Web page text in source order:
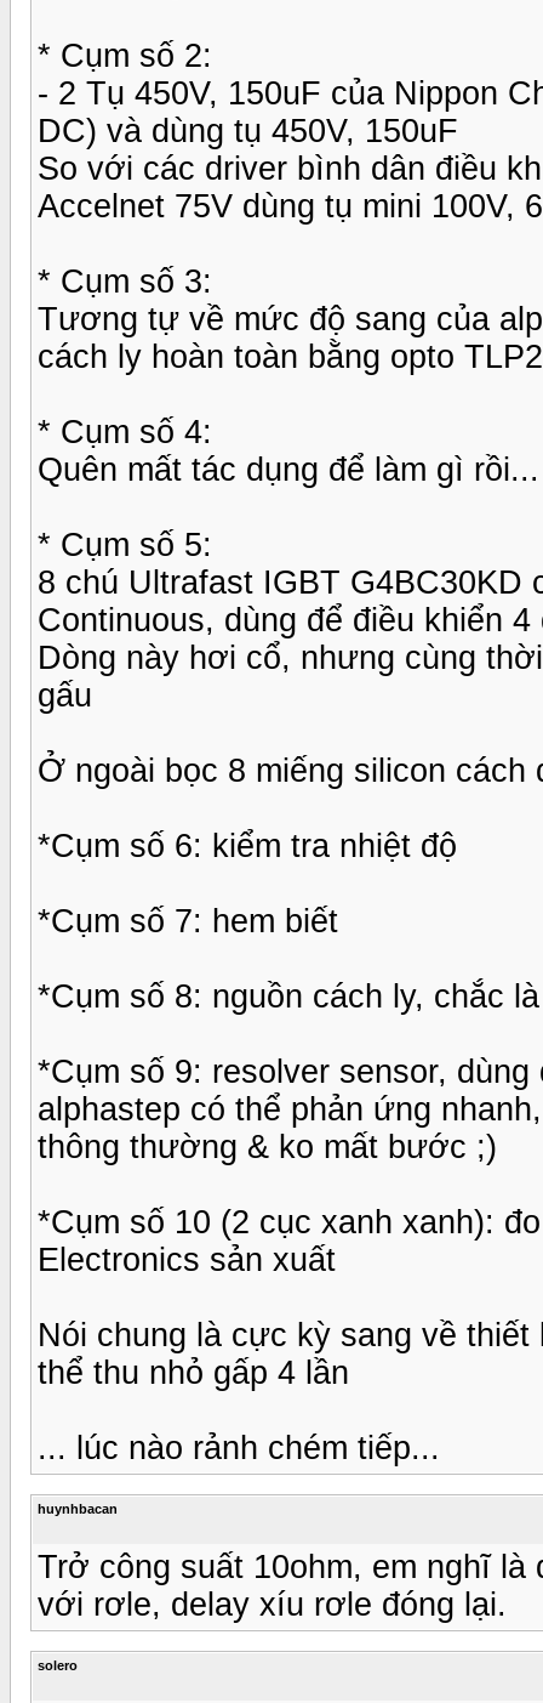
* Cụm số 2:
- 2 Tụ 450V, 150uF của Nippon
DC) và dùng tụ 450V, 150uF
So với các driver bình dân điều
Accelnet 75V dùng tụ mini 100V,
* Cụm số 3:
Tương tự về mức độ sang của
cách ly hoàn toàn bằng opto
* Cụm số 4:
Quên mất tác dụng để làm gì
* Cụm số 5:
8 chú Ultrafast IGBT G4BC30KD
Continuous, dùng để điều khiển 4
Dòng này hơi cổ, nhưng cùng
gấu
Ở ngoài bọc 8 miếng silicon
*Cụm số 6: kiểm tra nhiệt độ
*Cụm số 7: hem biết
*Cụm số 8: nguồn cách ly, chắc
*Cụm số 9: resolver sensor,
alphastep có thể phản ứng
thông thường & ko mất bước ;)
*Cụm số 10 (2 cục xanh xanh):
Electronics sản xuất
Nói chung là cực kỳ sang về
thể thu nhỏ gấp 4 lần
... lúc nào rảnh chém tiếp...
huynhbacan
Trở công suất 10ohm, em nghĩ là
với rơle, delay xíu rơle đóng lại.
solero